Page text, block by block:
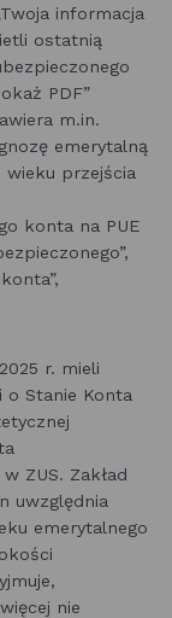
informacja
ostatnią
PDF”
m.in.
emerytalną
przejścia
konta na PUE
r. mieli
Stanie Konta
ZUS. Zakład
uwzględnia
emerytalnego
nie